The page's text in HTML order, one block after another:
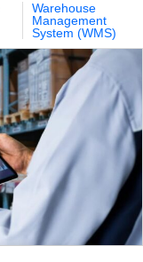
Warehouse
Management
System (WMS)